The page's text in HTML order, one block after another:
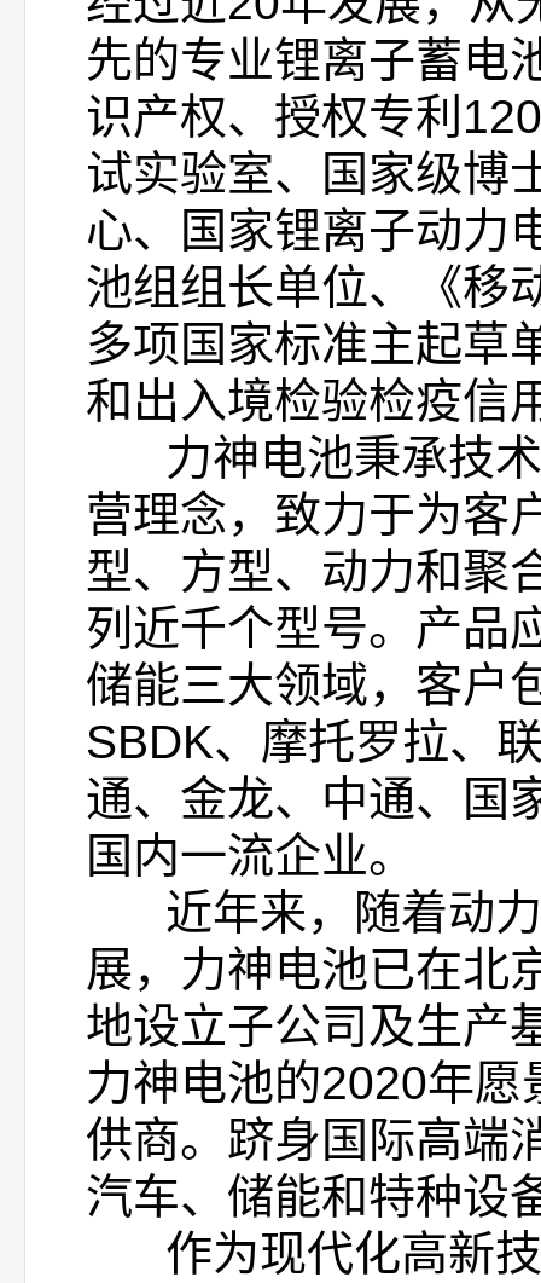
先的专业锂离子蓄电
识产权、授权专利
试实验室、国家级博
心、国家锂离子动力
池组组长单位、《移
多项国家标准主起草
和出入境检验检疫信
力神电池秉承技术
营理念，致力于为客
型、方型、动力和聚
列近千个型号。产品
储能三大领域，客户
SBDK、摩托罗拉、
通、金龙、中通、国
国内一流企业。
近年来，随着动力
展，力神电池已在北
地设立子公司及生产
力神电池的2020年
供商。跻身国际高端
汽车、储能和特种设
作为现代化高新技